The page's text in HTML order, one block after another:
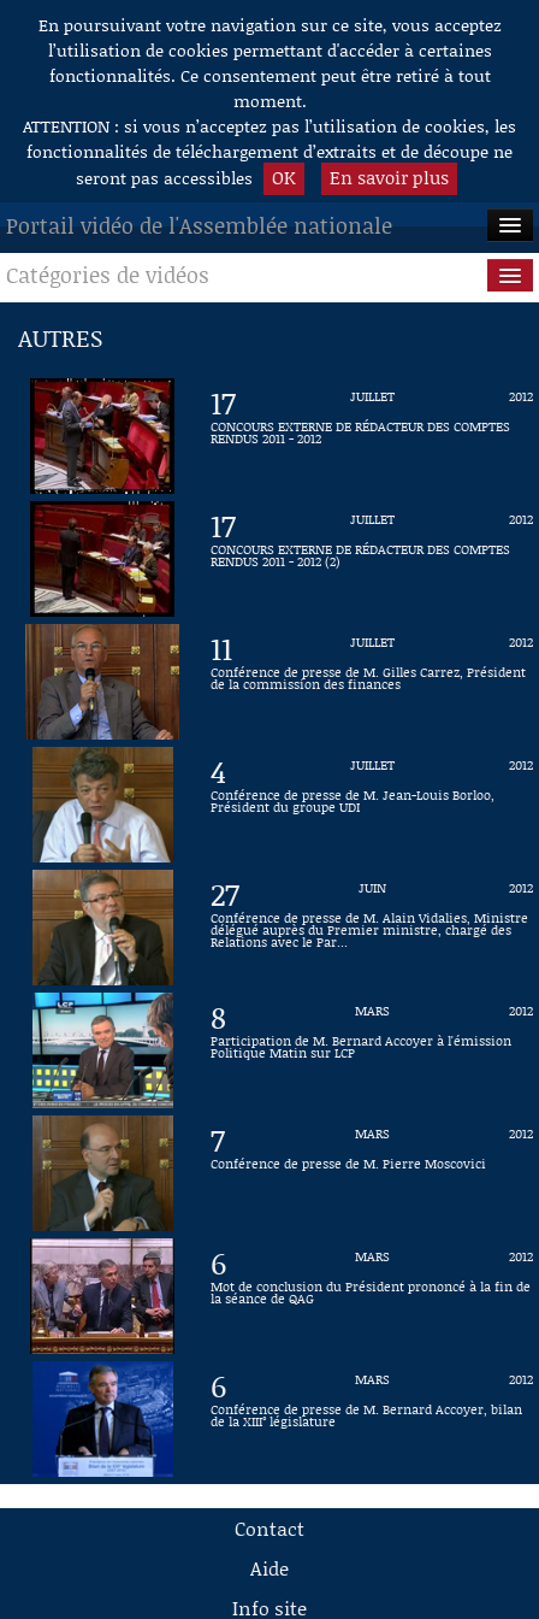
Aller au contenu
En poursuivant votre navigation sur ce site, vous acceptez
l’utilisation de cookies permettant d'accéder à certaines
fonctionnalités. Ce consentement peut être retiré à tout
moment.
ATTENTION : si vous n’acceptez pas l’utilisation de cookies, les
fonctionnalités de téléchargement d’extraits et de découpe ne
seront pas accessibles
OK En savoir plus
Portail vidéo de l'Assemblée nationale
ACCUEIL
EN DIRECT
À LA DEMANDE
RECHERCHE
AIDE À LA DÉCOUPE
DE VIDÉOS
Catégories de vidéos
Questions au Gouvernement
Commissions
Évènements
Connaissance, Histoire
AUTRES
17 JUILLET
2012
CONCOURS EXTERNE DE RÉDACTEUR DES COMPTES
RENDUS 2011 - 2012
17 JUILLET
2012
CONCOURS EXTERNE DE RÉDACTEUR DES COMPTES
RENDUS 2011 - 2012 (2)
11 JUILLET
2012
Conférence de presse de M. Gilles Carrez, Président
de la commission des finances
4 JUILLET
2012
Conférence de presse de M. Jean-Louis Borloo,
Président du groupe UDI
27 JUIN
2012
Conférence de presse de M. Alain Vidalies, Ministre
délégué auprès du Premier ministre, chargé des
Relations avec le Par...
8 MARS
2012
Participation de M. Bernard Accoyer à l'émission
Politique Matin sur LCP
7 MARS
2012
Conférence de presse de M. Pierre Moscovici
6 MARS
2012
Mot de conclusion du Président prononcé à la fin de
la séance de QAG
6 MARS
2012
Conférence de presse de M. Bernard Accoyer, bilan
de la XIII° législature
Contact
Aide
Info site